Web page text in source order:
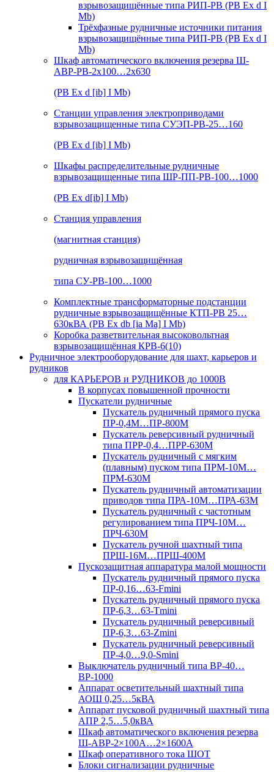
взрывозащищённые типа РИП-РВ (РВ Ex d I
Mb)
Трёхфазные рудничные источники питания
взрывозащищённые типа РИП-РВ (РВ Ex d I
Mb)
Шкаф автоматического включения резерва Ш-
АВР-РВ-2х100…2х630
(РВ Ex d [ib] I Mb)
Станции управления электроприводами
взрывозащищенные типа СУЭП-РВ-25…160
(РВ Ex d [ib] I Mb)
Шкафы распределительные рудничные
взрывозащищенные типа ШР-ПП-РВ-100…1000
(РВ Ex d[ib] I Mb)
Станция управления
(магнитная станция)
рудничная взрывозащищённая
типа СУ-РВ-100…1000
Комплектные трансформаторные подстанции
рудничные взрывозащищённые КТП-РВ 25…
630кВА (РВ Ex db [ia Ma] I Mb)
Коробка разветвительная высоковольтная
взрывозащищённая КРВ-6(10)
Рудничное электрооборудование для шахт, карьеров и
рудников
для КАРЬЕРОВ и РУДНИКОВ до 1000В
В корпусах повышенной прочности
Пускатели рудничные
Пускатель рудничный прямого пуска
ПР-0,4М…ПР-800М
Пускатель реверсивный рудничный
типа ПРР-0,4…ПРР-630М
Пускатель рудничный с мягким
(плавным) пуском типа ПРМ-10М…
ПРМ-630М
Пускатель рудничный автоматизации
приводов типа ПРА-10М…ПРА-63М
Пускатель рудничный с частотным
регулированием типа ПРЧ-10М…
ПРЧ-630М
Пускатель ручной шахтный типа
ПРШ-16М…ПРШ-400М
Пускозащитная аппаратура малой мощности
Пускатель рудничный прямого пуска
ПР-0,16…63-Fmini
Пускатель рудничный прямого пуска
ПР-6,3…63-Tmini
Пускатель рудничный реверсивный
ПР-6,3…63-Zmini
Пускатель рудничный реверсивный
ПР-4,0…9,0-Smini
Выключатель рудничный типа ВР-40…
ВР-1000
Аппарат осветительный шахтный типа
АОШ 0,25…5кВА
Аппарат пусковой рудничный шахтный типа
АПР 2,5…5,0кВА
Шкаф автоматического включения резерва
Ш-АВР-2×100А…2×1600А
Шкаф оперативного тока ШОТ
Блоки сигнализации рудничные